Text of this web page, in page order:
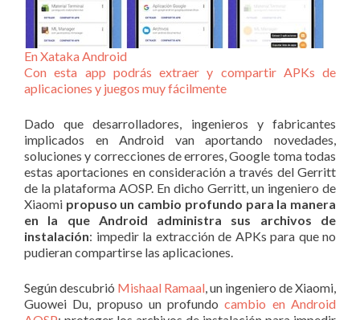
En Xataka Android
Con esta app podrás extraer y compartir APKs de
aplicaciones y juegos muy fácilmente
Dado que desarrolladores, ingenieros y fabricantes
implicados en Android van aportando novedades,
soluciones y correcciones de errores, Google toma todas
estas aportaciones en consideración a través del Gerritt
de la plataforma AOSP. En dicho Gerritt, un ingeniero de
Xiaomi propuso un cambio profundo para la manera
en la que Android administra sus archivos de
instalación: impedir la extracción de APKs para que no
pudieran compartirse las aplicaciones.
Según descubrió Mishaal Ramaal , un ingeniero de Xiaomi,
Guowei Du, propuso un profundocambio en Android